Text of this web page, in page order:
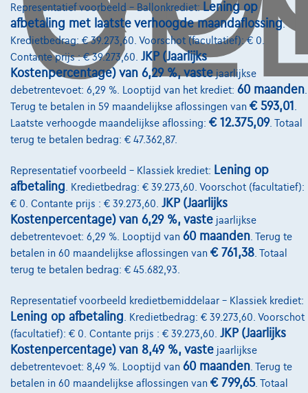
Representatief voorbeeld – Ballonkrediet:Lening op
afbetaling met laatste verhoogde maandaflossing.
Kredietbedrag: € 39.273,60. Voorschot (facultatief): € 0.
Contante prijs : € 39.273,60. JKP (Jaarlijks
Kostenpercentage) van 6,29 %, vastejaarlijkse
debetrentevoet: 6,29 %. Looptijd van het krediet: 60 maanden.
Terug te betalen in 59 maandelijkse aflossingen van € 593,01 .
Laatste verhoogde maandelijkse aflossing: € 12.375,09. Totaal
terug te betalen bedrag: € 47.362,87.
Representatief voorbeeld – Klassiek krediet: Lening op
afbetaling . Kredietbedrag: € 39.273,60. Voorschot (facultatief):
€ 0. Contante prijs : € 39.273,60. JKP (Jaarlijks
Kostenpercentage) van 6,29 %, vaste jaarlijkse
debetrentevoet: 6,29 %. Looptijd van 60 maanden . Terug te
betalen in 60 maandelijkse aflossingen van € 761,38 . Totaal
terug te betalen bedrag: € 45.682,93.
Representatief voorbeeld kredietbemiddelaar – Klassiek krediet:
Lening op afbetaling . Kredietbedrag: € 39.273,60. Voorschot
(facultatief): € 0. Contante prijs : € 39.273,60. JKP (Jaarlijks
Kostenpercentage) van 8,49 %, vaste jaarlijkse
debetrentevoet: 8,49 %. Looptijd van 60 maanden . Terug te
betalen in 60 maandelijkse aflossingen van € 799,65. Totaal
Diensten & Oplossingen
Pechverhelping verzekering
Autoverzekering
Over Ons
Word klant
Wie zijn we
Kwaliteitscharter
Onze dealers
Onze partners
Onze team
Contact